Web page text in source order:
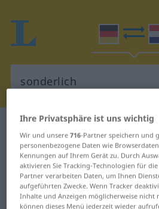
Deutsch-Niederländisch
Deutsch-
Übersetzung für
"sonderlich"
Ihre Privatsphäre ist uns wichtig
Wir und unsere716-Partner speichern und
personenbezogene Daten wie
Kennungen auf Ihrem Gerät zu. Durch
aktivieren Sie Tracking-Technologien für
Partner verarbeiten Daten, um Ihnen
aufgeführten Zwecke. Wenn Tracker
Inhalte und Anzeigen möglicherweise nicht
können dieses Menü jederzeit wieder